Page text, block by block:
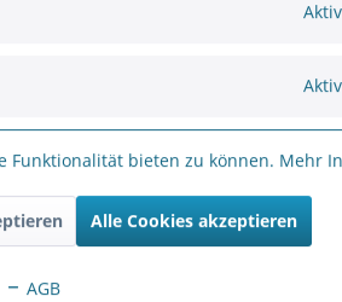
von IP-Kameras auf LCD-
Aktiv
Aktiv
Funktionalität bieten zu können. Mehr
Alle Cookies akzeptieren
AGB